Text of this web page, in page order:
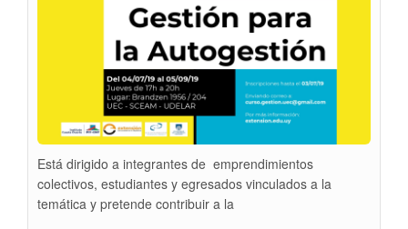
Está dirigido a integrantes de emprendimientos
colectivos, estudiantes y egresados vinculados a la
temática y pretende contribuir a la